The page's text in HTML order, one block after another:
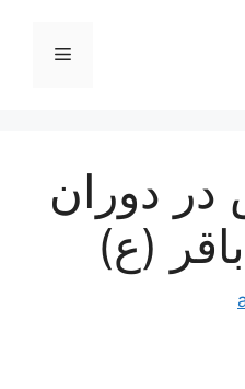
فهرست
در دوران
(ع)